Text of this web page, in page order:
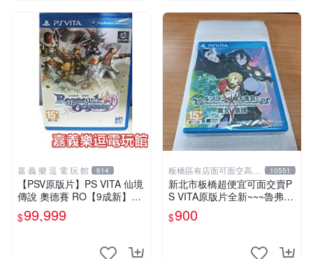
嘉 義 樂 逗 電 玩 館 614
【PSV原版片】PS VITA 仙境
傳說 奧德賽 RO【9成新】✪
中古二手✪嘉義樂逗電玩館
$99,999
板橋區有店面可面交高價
回收電玩
10551
新北市板橋超便宜可面交賣P
S VITA原版片全新~~~魯弗蘭
的地下迷宮與魔女的旅團~~~
便宜賣
$900